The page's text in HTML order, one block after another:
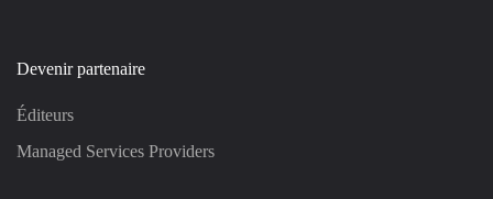
Devenir partenaire
Éditeurs
Managed Services Providers